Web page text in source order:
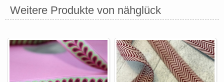
Weitere Produkte von nähglück